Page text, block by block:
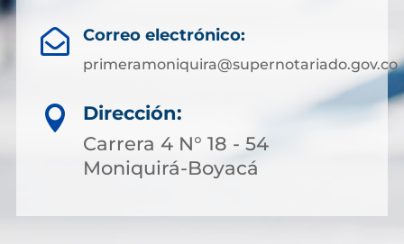
 Correo electrónico:
primeramoniquira@supernotariado.gov.co

Dirección:
Carrera 4 N° 18 - 54
Moniquirá-Boyacá